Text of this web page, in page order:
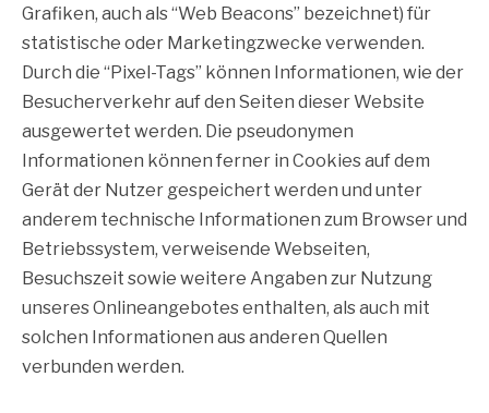
Grafiken, auch als “Web Beacons” bezeichnet) für
statistische oder Marketingzwecke verwenden.
Durch die “Pixel-Tags” können Informationen, wie der
Besucherverkehr auf den Seiten dieser Website
ausgewertet werden. Die pseudonymen
Informationen können ferner in Cookies auf dem
Gerät der Nutzer gespeichert werden und unter
anderem technische Informationen zum Browser und
Betriebssystem, verweisende Webseiten,
Besuchszeit sowie weitere Angaben zur Nutzung
unseres Onlineangebotes enthalten, als auch mit
solchen Informationen aus anderen Quellen
verbunden werden.